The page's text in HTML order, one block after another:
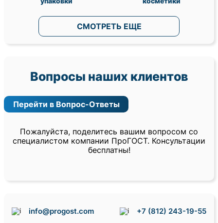
СМОТРЕТЬ ЕЩЕ
Вопросы наших клиентов
Перейти в Вопрос-Ответы
Пожалуйста, поделитесь вашим вопросом со
специалистом компании ПроГОСТ. Консультации
бесплатны!
info@progost.com +7 (812) 243-19-55